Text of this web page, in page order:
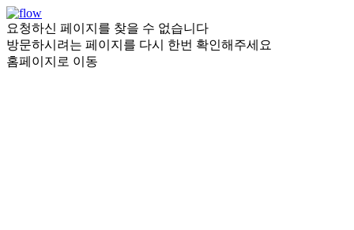
요청하신 페이지를 찾을 수 없습니다
방문하시려는 페이지를 다시 한번 확인해주세요
홈페이지로 이동